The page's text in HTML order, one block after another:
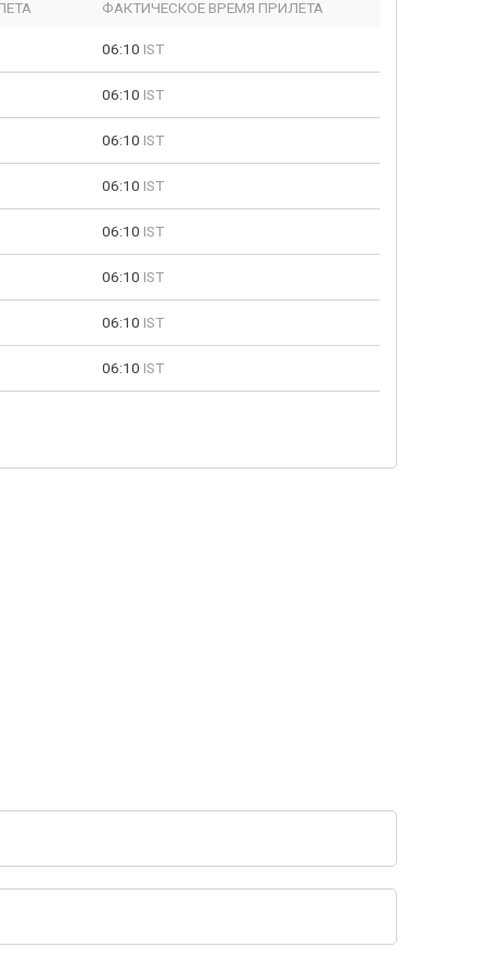
ФАКТИЧЕСКОЕ ВРЕМЯ ПРИЛЕТА
06:10 IST
06:10 IST
06:10 IST
06:10 IST
06:10 IST
06:10 IST
06:10 IST
06:10 IST